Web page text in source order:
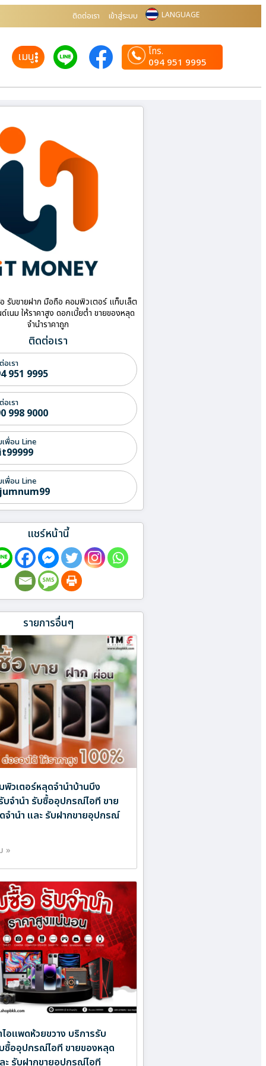
ติดต่อเรา เข้าสู่ระบบ LANGUAGE
เมนู
โทร.
094 951 9995
รับขายฝาก มือถือ คอมพิวเตอร์ แท็บเล็ต
เนม ให้ราคาสูง ดอกเบี้ยต่ำ ขายของหลุด
จำนำราคาถูก
ติดต่อเรา
อเรา
951 9995
อเรา
998 9000
เพื่อน Line
เพื่อน Line
แชร์หน้านี้
รายการอื่นๆ
พิวเตอร์หลุดจำนำบ้านบึง
บจำนำ รับซื้ออุปกรณ์ไอที ขาย
จำนำ และ รับฝากขายอุปกรณ์
»
ไอแพดห้วยขวาง บริการรับ
ซื้ออุปกรณ์ไอที ขายของหลุด
ะ รับฝากขายอุปกรณ์ไอที